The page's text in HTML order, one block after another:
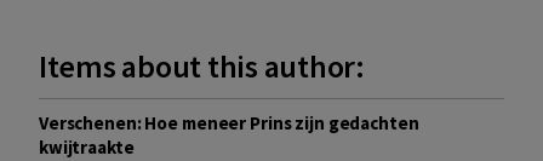
Items about this author:
Verschenen: Hoe meneer Prins zijn gedachten
kwijtraakte